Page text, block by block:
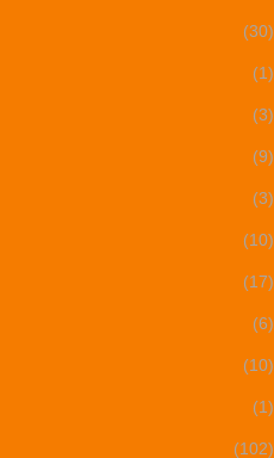
(30)
(1)
(3)
(9)
(3)
(10)
(17)
(6)
(10)
(1)
(102)